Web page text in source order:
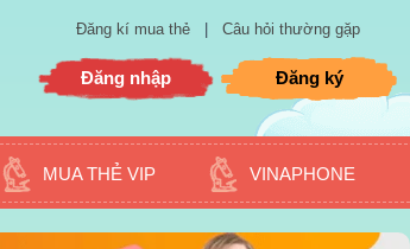
Đăng kí mua thẻ Câu hỏi thường gặp
Đăng nhập Đăng ký
MUA THẺ VIP VINAPHONE